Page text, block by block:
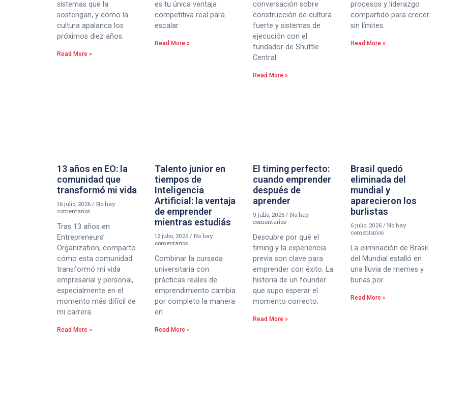
sistemas que la
sostengan, y cómo la
cultura apalanca los
próximos diez años.
Read More »
es tu única ventaja
competitiva real para
escalar.
Read More »
conversación sobre
construcción de cultura
fuerte y sistemas de
ejecución con el
fundador de Shuttle
Central.
Read More »
procesos y liderazgo
compartido para crecer
sin límites.
Read More »
13 años en EO: la
comunidad que
transformó mi vida
16 julio, 2026
No hay
comentarios
Tras 13 años en
Entrepreneurs’
Organization, comparto
cómo esta comunidad
transformó mi vida
empresarial y personal,
especialmente en el
momento más difícil de
mi carrera.
Read More »
Talento junior en
tiempos de
Inteligencia
Artificial: la ventaja
de emprender
mientras estudiás
12 julio, 2026 No hay
comentarios
Combinar la cursada
universitaria con
prácticas reales de
emprendimiento cambia
por completo la manera
en
Read More »
El timing perfecto:
cuando emprender
después de
aprender
9 julio, 2026
No hay
comentarios
Descubre por qué el
timing y la experiencia
previa son clave para
emprender con éxito. La
historia de un founder
que supo esperar el
momento correcto.
Read More »
Brasil quedó
eliminada del
mundial y
aparecieron los
burlistas
6 julio, 2026 No hay
comentarios
La eliminación de Brasil
del Mundial estalló en
una lluvia de memes y
burlas por
Read More »